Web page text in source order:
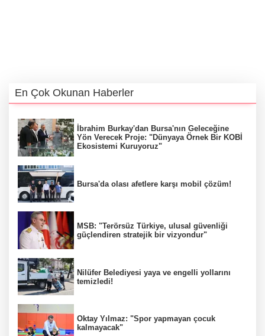
En Çok Okunan Haberler
İbrahim Burkay'dan Bursa'nın Geleceğine
Yön Verecek Proje: "Dünyaya Örnek Bir KOBİ
Ekosistemi Kuruyoruz"
Bursa'da olası afetlere karşı mobil çözüm!
MSB: "Terörsüz Türkiye, ulusal güvenliği
güçlendiren stratejik bir vizyondur"
Nilüfer Belediyesi yaya ve engelli yollarını
temizledi!
Oktay Yılmaz: "Spor yapmayan çocuk
kalmayacak"